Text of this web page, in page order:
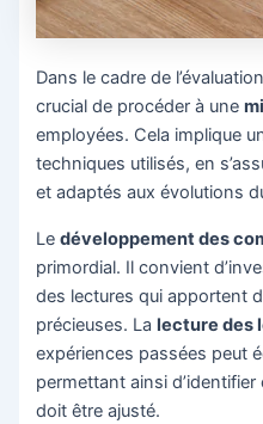
Dans le cadre de
crucial de procéder à une
employées. Cela implique
techniques utilisés, en
et adaptés aux évolutions
Ledéveloppement des
primordial. Il convient
des lectures qui apportent
précieuses. Lalecture des
expériences passées peut
permettant ainsi
doit être ajusté.